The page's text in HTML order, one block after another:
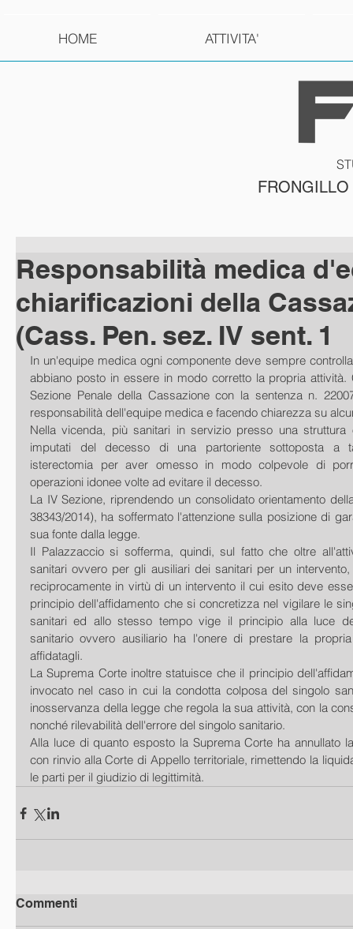
HOME ATTIVITA'
Responsabilità medica
chiarificazioni della
(Cass. Pen. sez. IV sent. 1
In un'equipe medica ogni componente deve sempre
abbiano posto in essere in modo corretto la propria attività.
Sezione Penale della Cassazione con la sentenza n.
responsabilità dell'equipe medica e facendo chiarezza su
Nella vicenda, più sanitari in servizio presso una struttura
imputati del decesso di una partoriente sottoposta a
isterectomia per aver omesso in modo colpevole di
operazioni idonee volte ad evitare il decesso.
La IV Sezione, riprendendo un consolidato orientamento
38343/2014), ha soffermato l'attenzione sulla posizione di
sua fonte dalla legge.
Il Palazzaccio si sofferma, quindi, sul fatto che oltre
sanitari ovvero per gli ausiliari dei sanitari per un
reciprocamente in virtù di un intervento il cui esito deve
principio dell'affidamento che si concretizza nel vigilare le
sanitari ed allo stesso tempo vige il principio alla luce
sanitario ovvero ausiliario ha l'onere di prestare la
affidatagli.
La Suprema Corte inoltre statuisce che il principio
invocato nel caso in cui la condotta colposa del singolo
inosservanza della legge che regola la sua attività, con la
nonché rilevabilità dell'errore del singolo sanitario.
Alla luce di quanto esposto la Suprema Corte ha annullato
con rinvio alla Corte di Appello territoriale, rimettendo la
le parti per il giudizio di legittimità.
Commenti